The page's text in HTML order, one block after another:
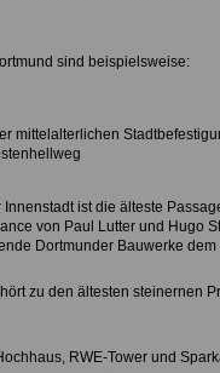
sind beispielsweise:
mittelalterlichen
ist die älteste
von Paul Lutter und Hugo
Dortmunder Bauwerke
zu den ältesten steinernen
RWE-Tower und